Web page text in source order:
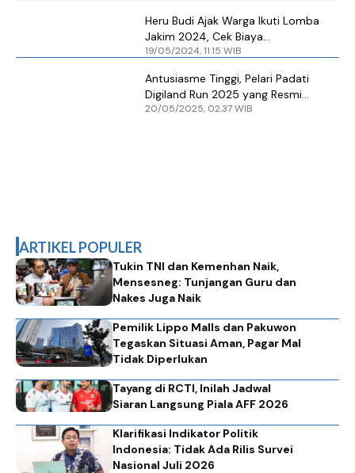
Heru Budi Ajak Warga Ikuti Lomba
Jakim 2024, Cek Biaya
Pendaftarannya
19/05/2024, 11.15 WIB
Antusiasme Tinggi, Pelari Padati
Digiland Run 2025 yang Resmi
Sandang World Athletics Label
20/05/2025, 02.37 WIB
ARTIKEL POPULER
Tukin TNI dan Kemenhan Naik,
Mensesneg: Tunjangan Guru dan
Nakes Juga Naik
Pemilik Lippo Malls dan Pakuwon
Tegaskan Situasi Aman, Pagar Mal
Tidak Diperlukan
Tayang di RCTI, Inilah Jadwal
Siaran Langsung Piala AFF 2026
Klarifikasi Indikator Politik
Indonesia: Tidak Ada Rilis Survei
Nasional Juli 2026